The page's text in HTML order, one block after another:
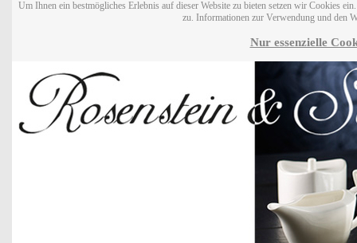
Um Ihnen ein bestmögliches Erlebnis auf dieser Website zu bieten setzen wir Cookies
zu. Informationen zur Verwendung und den
Nur essenzielle